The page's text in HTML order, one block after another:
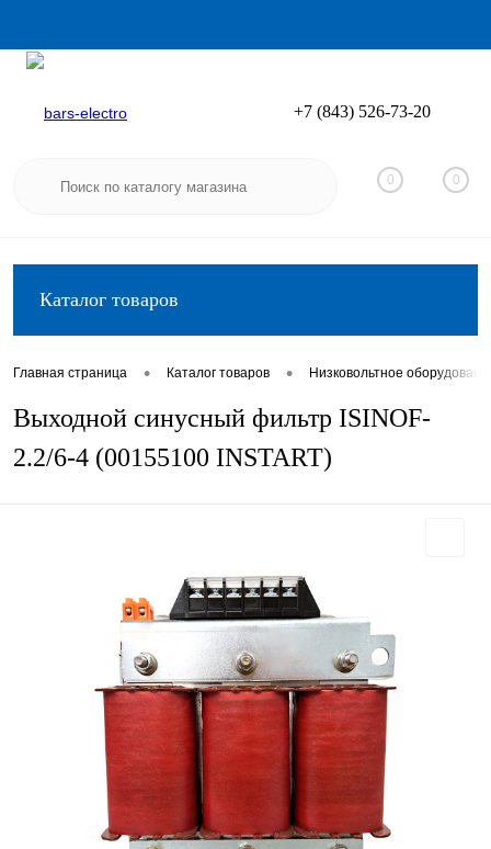
Вход
+7 (843) 526-73-20
0 0
Каталог товаров
Главная страница • Каталог товаров • Низковольтное
Выходной синусный фильтр ISINOF-
2.2/6-4 (00155100 INSTART)